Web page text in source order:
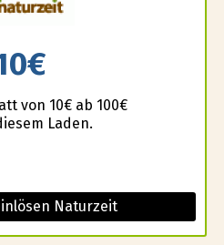
von 10€ ab 100€
Laden.
Naturzeit